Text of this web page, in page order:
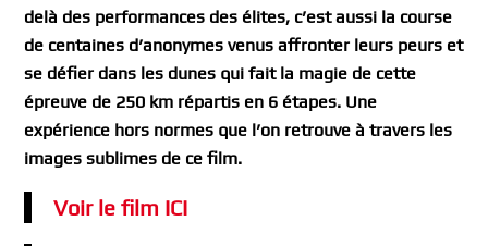
delà des performances des élites, c’est aussi la course
de centaines d’anonymes venus affronter leurs peurs et
se défier dans les dunes qui fait la magie de cette
épreuve de 250 km répartis en 6 étapes. Une
expérience hors normes que l’on retrouve à travers les
images sublimes de ce film.
Voir le film ICI